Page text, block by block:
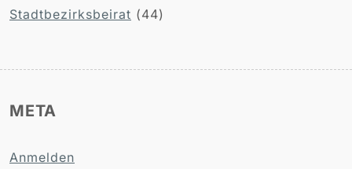
Stadtbezirksbeirat (44)
META
Anmelden